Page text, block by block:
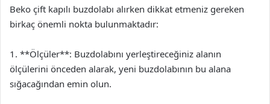
Beko çift kapılı buzdolabı alırken dikkat etmeniz gereken
birkaç önemli nokta bulunmaktadır:
1. **Ölçüler**: Buzdolabını yerleştireceğiniz alanın
ölçülerini önceden alarak, yeni buzdolabının bu alana
sığacağından emin olun.